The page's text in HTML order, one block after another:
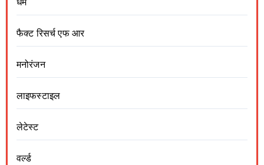
धर्म
फैक्ट रिसर्च एफ आर
मनोरंजन
लाइफस्टाइल
लेटेस्ट
वर्ल्ड